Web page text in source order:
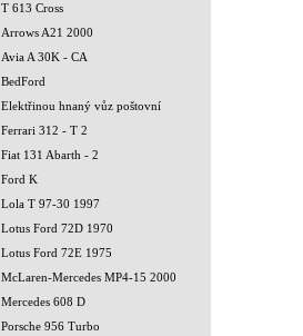
T 613 Cross
Arrows A21 2000
Avia A 30K - CA
BedFord
Elektřinou hnaný vůz poštovní
Ferrari 312 - T 2
Fiat 131 Abarth - 2
Ford K
Lola T 97-30 1997
Lotus Ford 72D 1970
Lotus Ford 72E 1975
McLaren-Mercedes MP4-15 2000
Mercedes 608 D
Porsche 956 Turbo